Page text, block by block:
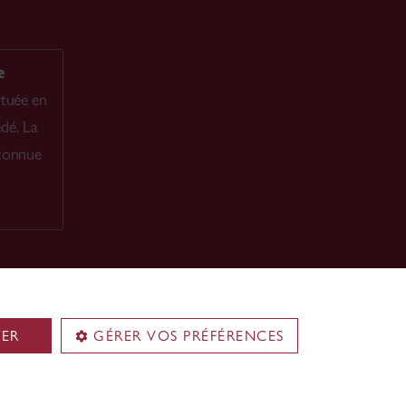
GÉRER VOS PRÉFÉRENCES
en
La